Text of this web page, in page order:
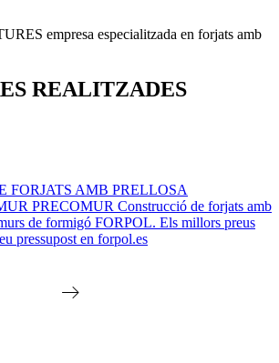
empresa especialitzada en forjats amb
REALITZADES
FORJATS AMB PRELLOSA
PRECOMUR Construcció de forjats amb
de formigó FORPOL. Els millors preus
pressupost en forpol.es